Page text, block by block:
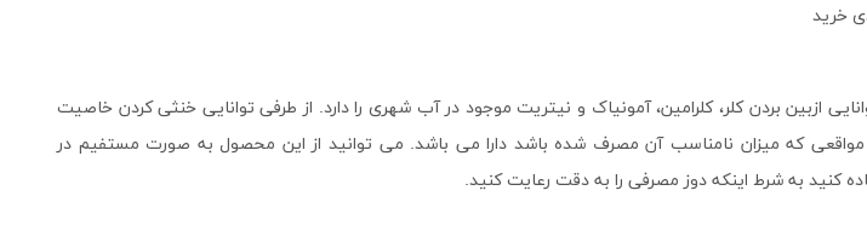
خرید
ازبین بردن کلر، کلرامین، آمونیاک و نیتریت موجود در آب شهری را دارد. از طرفی توانایی خنثی کردن خاصیت
که میزان نامناسب آن مصرف شده باشد دارا می باشد. می توانید از این محصول به صورت مستفیم در
کنید به شرط اینکه دوز مصرفی را به دقت رعایت کنید.